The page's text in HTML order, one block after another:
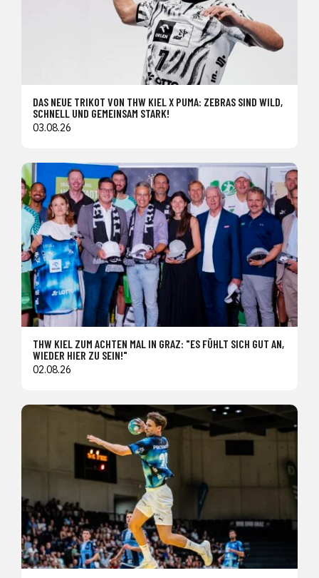
DAS NEUE TRIKOT VON THW KIEL X PUMA: ZEBRAS SIND WILD,
SCHNELL UND GEMEINSAM STARK!
03.08.26
THW KIEL ZUM ACHTEN MAL IN GRAZ: "ES FÜHLT SICH GUT AN,
WIEDER HIER ZU SEIN!"
02.08.26